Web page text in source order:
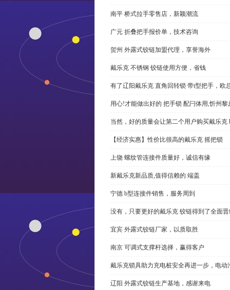
南平 桥式拉手零售店，新颖潮流
广元 折叠把手报价单，技术咨询
贺州 外露式铰链加盟代理，享誉海外
戴乐克 不锈钢 铰链使用方便，省钱
有了辽阳戴乐克 直角回转锁 带t型把手，欧
用心!才能做出好的 把手锁 配闩体用,忻州黎
当然，好的质量会让第二个用户购买戴乐克
【经济实惠】性价比很高的戴乐克 摇把锁
上饶 螺纹管连接件质量好，诚信有缘
新戴乐克新品质,值得信赖的 端盖
宁德 b型连接件销售，服务周到
没有，只要更好的戴乐克 铰链得到了全面
宜宾 外露式铰链厂家，以质取胜
南京 可调式支撑杆选择，赢得客户
戴乐克锁具助力充电桩安全再进一步，电动
辽阳 外露式铰链生产基地，感谢来电